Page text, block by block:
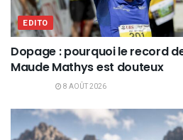
EDITO
Dopage : pourquoi le record
Maude Mathys est douteux
8 AOÛT 2026